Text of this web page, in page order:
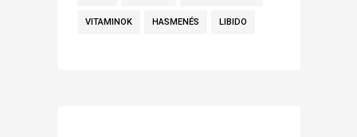
VITAMINOK HASMENÉS LIBIDO